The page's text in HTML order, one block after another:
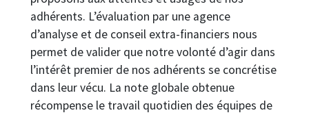
adhérents. L’évaluation par une agence
d’analyse et de conseil extra-financiers nous
permet de valider que notre volonté d’agir dans
l’intérêt premier de nos adhérents se concrétise
dans leur vécu. La note globale obtenue
récompense le travail quotidien des équipes de